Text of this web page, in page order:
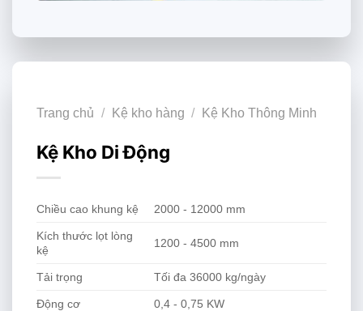
Trang chủ / Kệ kho hàng / Kệ Kho Thông Minh
Kệ Kho Di Động
Chiều cao khung kệ 2000 - 12000 mm
Kích thước lọt lòng
kệ
1200 - 4500 mm
Tải trọng Tối đa 36000 kg/ngày
Động cơ 0,4 - 0,75 KW